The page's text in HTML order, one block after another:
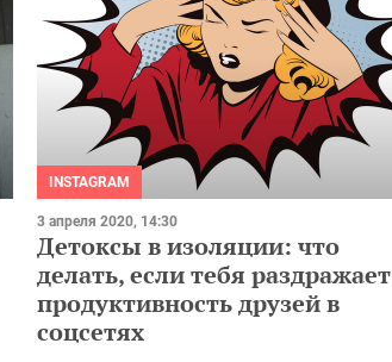
INSTAGRAM
3 апреля 2020, 14:30
Детоксы в изоляции: что
делать, если тебя раздражает
продуктивность друзей в
соцсетях